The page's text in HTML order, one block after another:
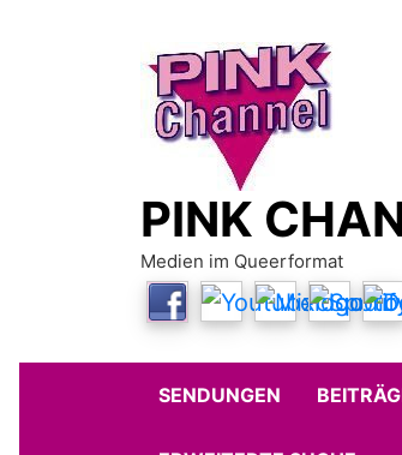
PINK
Medien im Queerformat
SENDUNGEN